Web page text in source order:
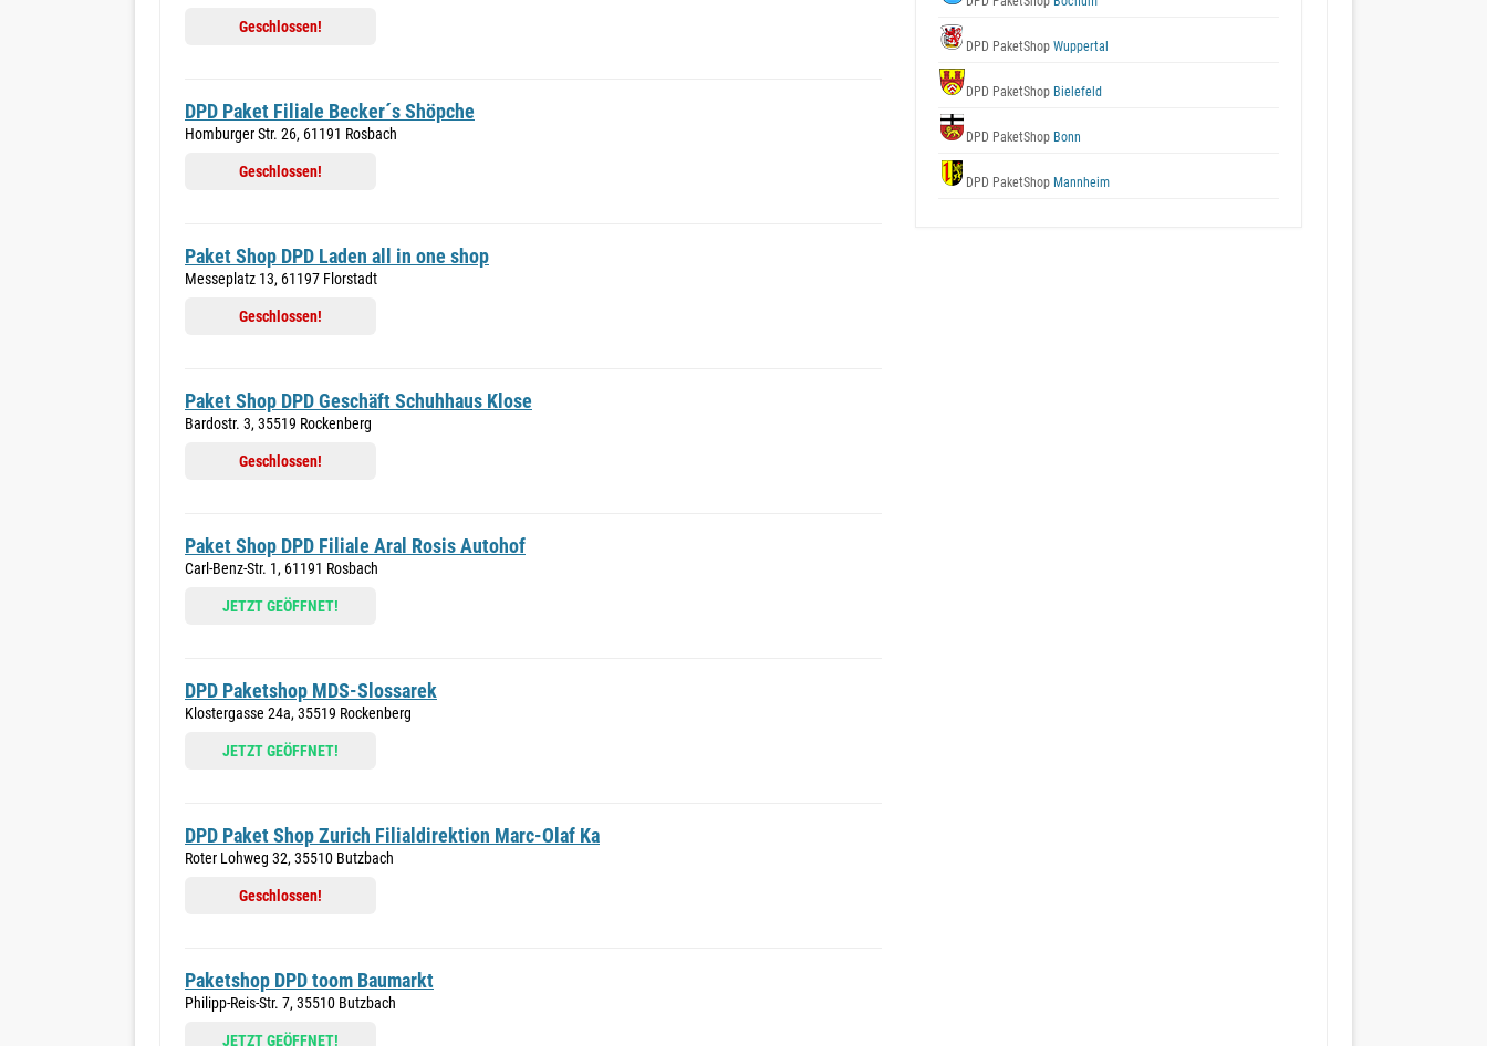
Geschlossen!
DPD Paket Filiale Becker´s Shöpche
Homburger Str. 26, 61191 Rosbach
Geschlossen!
Paket Shop DPD Laden all in one shop
Messeplatz 13, 61197 Florstadt
Geschlossen!
Paket Shop DPD Geschäft Schuhhaus Klose
Bardostr. 3, 35519 Rockenberg
Geschlossen!
Paket Shop DPD Filiale Aral Rosis Autohof
Carl-Benz-Str. 1, 61191 Rosbach
JETZT GEÖFFNET!
DPD Paketshop MDS-Slossarek
Klostergasse 24a, 35519 Rockenberg
JETZT GEÖFFNET!
DPD Paket Shop Zurich Filialdirektion Marc-Olaf Ka
Roter Lohweg 32, 35510 Butzbach
Geschlossen!
Paketshop DPD toom Baumarkt
Philipp-Reis-Str. 7, 35510 Butzbach
JETZT GEÖFFNET!
DPD PaketShop Wuppertal
DPD PaketShop Bielefeld
DPD PaketShop Bonn
DPD PaketShop Mannheim